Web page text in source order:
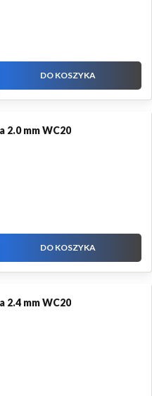
DO KOSZYKA
2.0 mm WC20
DO KOSZYKA
2.4 mm WC20